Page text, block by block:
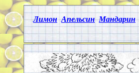
Лимон Апельсин Мандарин